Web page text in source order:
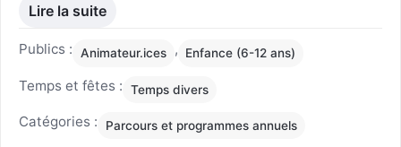
Lire la suite
Publics : Animateur.ices , Enfance (6-12 ans)
Temps et fêtes : Temps divers
Catégories : Parcours et programmes annuels